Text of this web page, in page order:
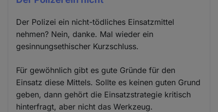
Der Polizei ein nicht-tödliches Einsatzmittel
nehmen? Nein, danke. Mal wieder ein
gesinnungsethischer Kurzschluss.
Für gewöhnlich gibt es gute Gründe für den
Einsatz diese Mittels. Sollte es keinen guten Grund
geben, dann gehört die Einsatzstrategie kritisch
hinterfragt, aber nicht das Werkzeug.